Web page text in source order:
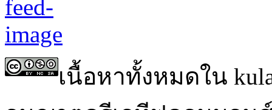
เนื้อหาทั้งหมดใน